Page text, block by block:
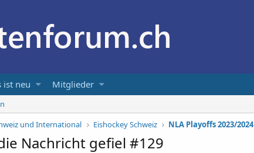
ist neu Mitglieder
und International Eishockey Schweiz NLA Playoffs 2023/2024
Nachricht gefiel #129